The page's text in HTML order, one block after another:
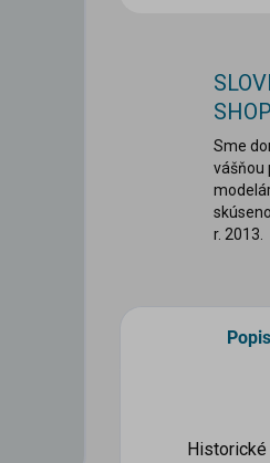
SHOP
Sme
vášňou
r. 2013.
Popis